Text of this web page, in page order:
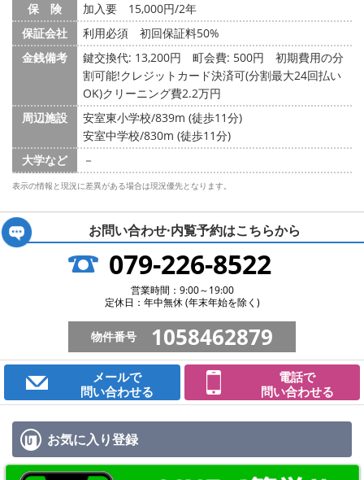
保 険
加入要 15,000円/2年
保証会社
利用必須 初回保証料50%
金銭備考
鍵交換代: 13,200円 町会費: 500円
初期費用の分
割可能!クレジットカード決済可(分割最大24回払い
OK)クリーニング費2.2万円
周辺施設
安室東小学校/839m (徒歩11分)
安室中学校/830m (徒歩11分)
大学など
－
表示の情報と現況に差異がある場合は現況優先となります。
お問い合わせ·内覧予約はこちらから
079-226-8522
営業時間：9:00～19:00
定休日：年中無休 (年末年始を除く)
物件番号 1058462879
メールで
問い合わせる
電話で
問い合わせる
お気に入り登録